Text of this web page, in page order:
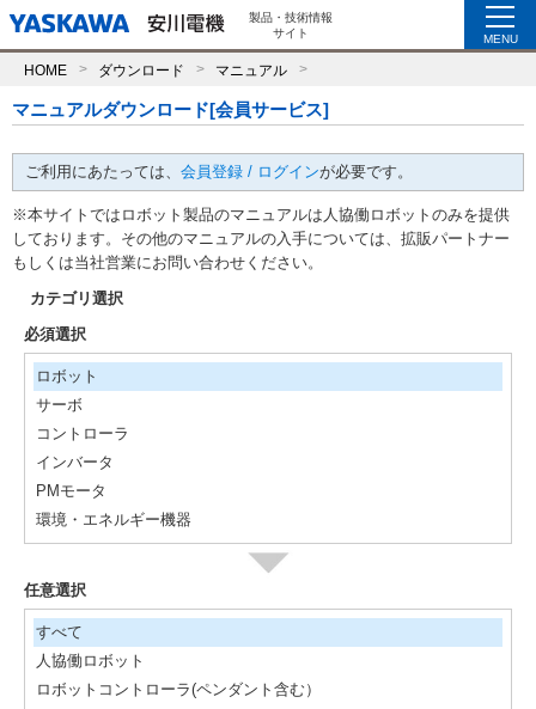
製品・技術情報
サイト
MENU
HOME ダウンロード マニュアル
マニュアルダウンロード[会員サービス]
ご利用にあたっては、 会員登録 / ログインが必要です。
※本サイトではロボット製品のマニュアルは人協働ロボットのみを提供
しております。その他のマニュアルの入手については、拡販パートナー
もしくは当社営業にお問い合わせください。
カテゴリ選択
必須選択
ロボット
サーボ
コントローラ
インバータ
PMモータ
環境・エネルギー機器
任意選択
すべて
人協働ロボット
ロボットコントローラ(ペンダント含む）